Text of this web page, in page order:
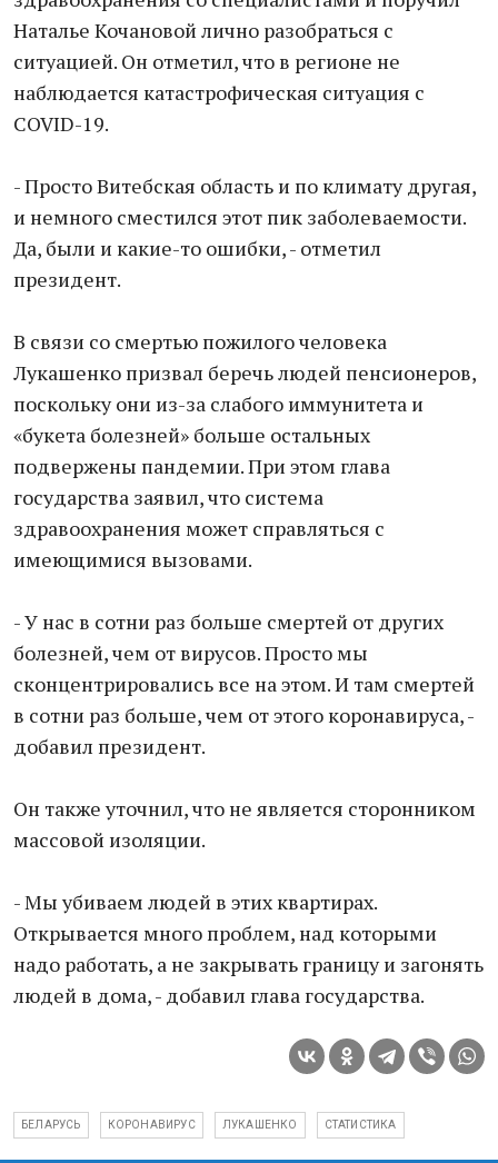
Наталье Кочановой лично разобраться с
ситуацией. Он отметил, что в регионе не
наблюдается катастрофическая ситуация с
COVID-19.
- Просто Витебская область и по климату другая,
и немного сместился этот пик заболеваемости.
Да, были и какие-то ошибки, - отметил
президент.
В связи со смертью пожилого человека
Лукашенко призвал беречь людей пенсионеров,
поскольку они из-за слабого иммунитета и
«букета болезней» больше остальных
подвержены пандемии. При этом глава
государства заявил, что система
здравоохранения может справляться с
имеющимися вызовами.
- У нас в сотни раз больше смертей от других
болезней, чем от вирусов. Просто мы
сконцентрировались все на этом. И там смертей
в сотни раз больше, чем от этого коронавируса, -
добавил президент.
Он также уточнил, что не является сторонником
массовой изоляции.
- Мы убиваем людей в этих квартирах.
Открывается много проблем, над которыми
надо работать, а не закрывать границу и загонять
людей в дома, - добавил глава государства.
БЕЛАРУСЬ КОРОНАВИРУС ЛУКАШЕНКО СТАТИСТИКА